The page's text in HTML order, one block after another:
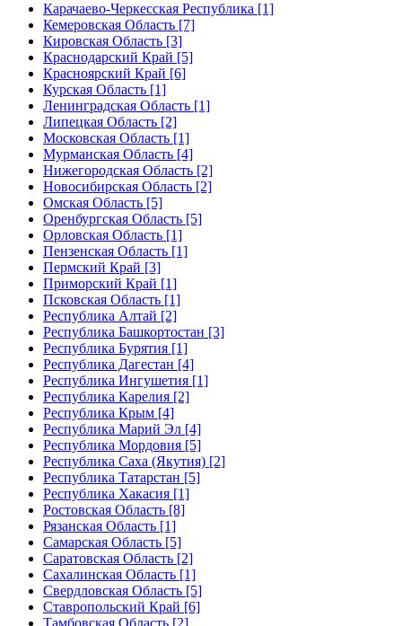
Карачаево-Черкесская Республика [1]
Кемеровская Область [7]
Кировская Область [3]
Краснодарский Край [5]
Красноярский Край [6]
Курская Область [1]
Ленинградская Область [1]
Липецкая Область [2]
Московская Область [1]
Мурманская Область [4]
Нижегородская Область [2]
Новосибирская Область [2]
Омская Область [5]
Оренбургская Область [5]
Орловская Область [1]
Пензенская Область [1]
Пермский Край [3]
Приморский Край [1]
Псковская Область [1]
Республика Алтай [2]
Республика Башкортостан [3]
Республика Бурятия [1]
Республика Дагестан [4]
Республика Ингушетия [1]
Республика Карелия [2]
Республика Крым [4]
Республика Марий Эл [4]
Республика Мордовия [5]
Республика Саха (Якутия) [2]
Республика Татарстан [5]
Республика Хакасия [1]
Ростовская Область [8]
Рязанская Область [1]
Самарская Область [5]
Саратовская Область [2]
Сахалинская Область [1]
Свердловская Область [5]
Ставропольский Край [6]
Тамбовская Область [2]